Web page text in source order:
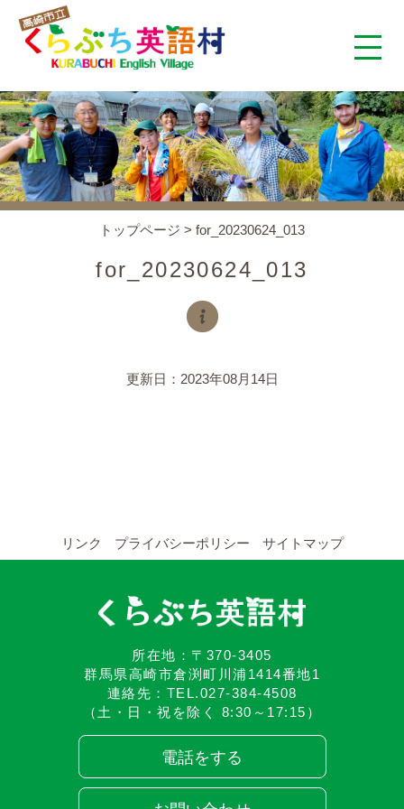
くらぶち英語村とは
コンセプト
アクセス
週末コース
短期コース
留学コースのご案内
通年コース
週末コース
短期コース
トップページ > for_20230624_013
for_20230624_013
更新日：2023年08月14日
リンク プライバシーポリシー サイトマップ
所在地：〒370-3405
群馬県高崎市倉渕町川浦1414番地1
連絡先：TEL.027-384-4508
（土・日・祝を除く 8:30～17:15）
電話をする